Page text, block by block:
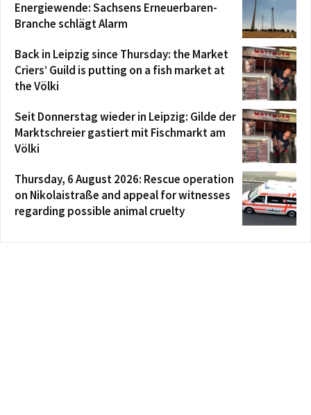
Energiewende: Sachsens Erneuerbaren-
Branche schlägt Alarm
Back in Leipzig since Thursday: the Market
Criers’ Guild is putting on a fish market at
the Völki
Seit Donnerstag wieder in Leipzig: Gilde der
Marktschreier gastiert mit Fischmarkt am
Völki
Thursday, 6 August 2026: Rescue operation
on Nikolaistraße and appeal for witnesses
regarding possible animal cruelty